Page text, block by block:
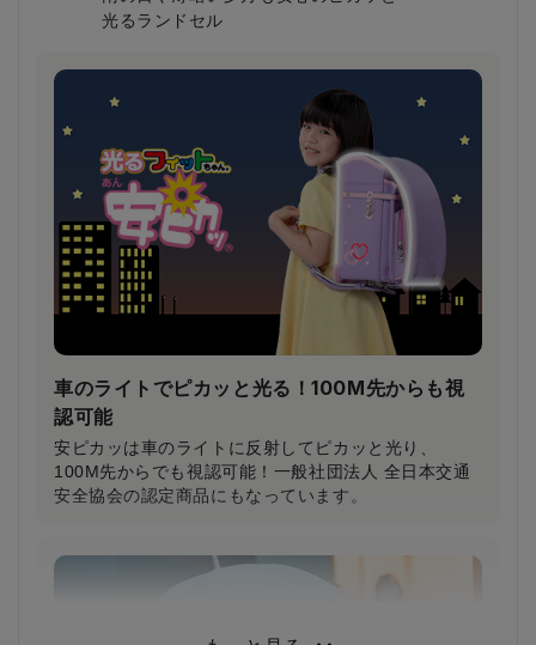
鎖骨から大胸筋へかかる圧力が約30％軽減！
（当社比）
柔らかいクッション＆特許登録された特殊構造の楽ッ
ションによって、肩への圧力が分散され、体への負担
が軽減されます。
小学生から支持される圧倒的な背負い心地
光るランドセル
車のライトでピカッと光る！100M先からも視
認可能
安ピカッは車のライトに反射してピカッと光り、
100M先からでも視認可能！一般社団法人 全日本交通
安全協会の認定商品にもなっています。